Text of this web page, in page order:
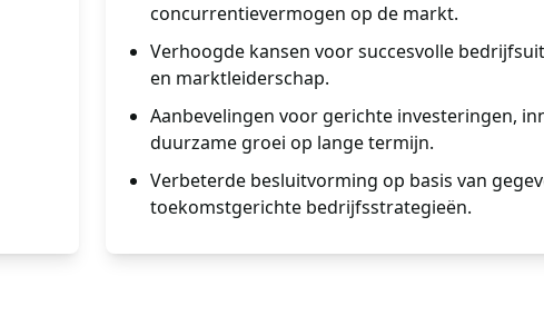
concurrentievermogen op de markt.
Verhoogde kansen voor succesvolle
en marktleiderschap.
Aanbevelingen voor gerichte investeringen,
duurzame groei op lange termijn.
Verbeterde besluitvorming op basis van
toekomstgerichte bedrijfsstrategieën.